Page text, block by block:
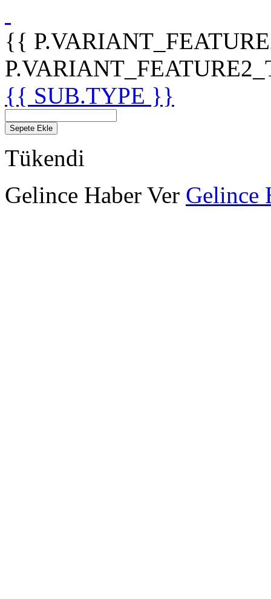
{{
{{ SUB.TYPE }}
Sepete Ekle
Tükendi
Gelince Haber Ver Gelince